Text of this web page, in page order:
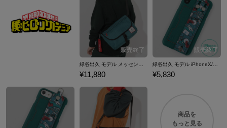
¥11,880 ¥5,830
商品を
もっと見る